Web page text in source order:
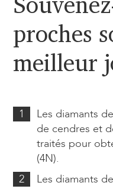
proches
meilleur
Les diamants
de cendres et
traités pour
(4N).
1
Les diamants
2